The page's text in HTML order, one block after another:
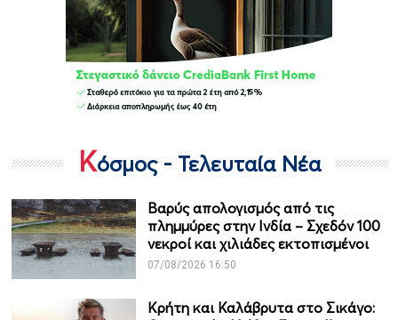
Κόσμος - Τελευταία Νέα
Βαρύς απολογισμός από τις
πλημμύρες στην Ινδία – Σχεδόν 100
νεκροί και χιλιάδες εκτοπισμένοι
07/08/2026 16:50
Κρήτη και Καλάβρυτα στο Σικάγο: